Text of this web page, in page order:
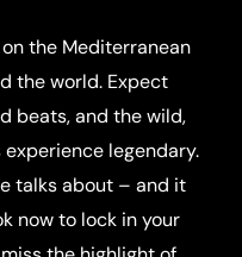
the Mediterranean
the world. Expect
beats, and the wild,
legendary.
talks about – and it
now to lock in your